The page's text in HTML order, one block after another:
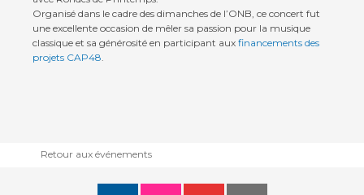
Organisé dans le cadre des dimanches de l’ONB, ce concert fut
une excellente occasion de mêler sa passion pour la musique
classique et sa générosité en participant aux financements des
projets CAP48.
Retour aux événements